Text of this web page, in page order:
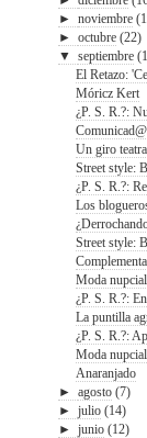
►noviembre
►octubre (22)
▼septiembre
El Retazo:
Móricz Kert
¿P. S. R.?:
Un giro
Street style:
¿P. S. R.?:
Los
Street style:
Moda
¿P. S. R.?:
La puntilla
¿P. S. R.?:
Moda
Anaranjado
►agosto (7)
►julio (14)
►junio (12)